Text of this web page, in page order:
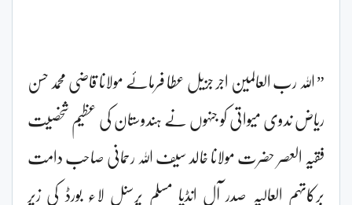
” اللہ رب العالمین اجر جزیل عطا فرمائے مولانا قاضی محمد حسن
ریاض ندوی میواتی کو جنہوں نے ہندوستان کی عظیم شخصیت
فقیہ العصر حضرت مولانا خالد سیف اللہ رحمانی صاحب دامت
برکاتہم العالیہ صدر آل انڈیا مسلم پرسنل لاء بورڈ کی زیر